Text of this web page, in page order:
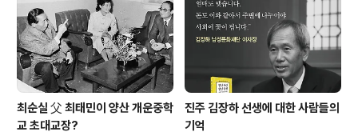
최순실 父 최태민이 양산 개운중학
교 초대교장?
진주 김장하 선생에 대한 사람들의
기억